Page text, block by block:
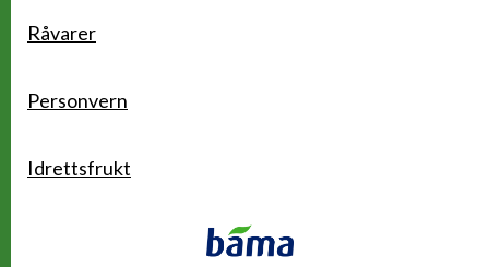
Råvarer
Personvern
Idrettsfrukt